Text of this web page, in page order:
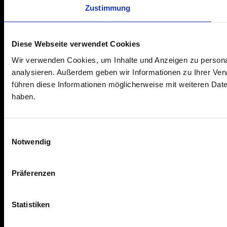
Zustimmung
Diese Webseite verwendet Cookies
Wir verwenden Cookies, um Inhalte und Anzeigen zu
analysieren. Außerdem geben wir Informationen zu Ihrer
führen diese Informationen möglicherweise mit weiteren
haben.
Notwendig
Präferenzen
Statistiken